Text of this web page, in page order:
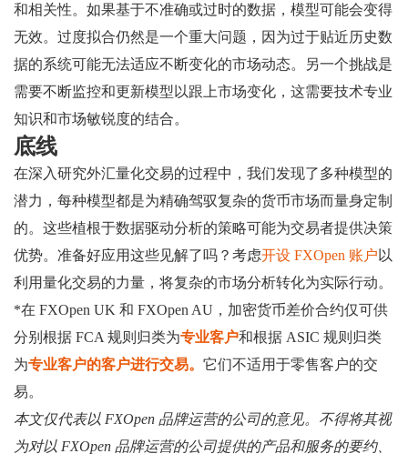
和相关性。如果基于不准确或过时的数据，模型可能会变得
无效。过度拟合仍然是一个重大问题，因为过于贴近历史数
据的系统可能无法适应不断变化的市场动态。另一个挑战是
需要不断监控和更新模型以跟上市场变化，这需要技术专业
知识和市场敏锐度的结合。
底线
在深入研究外汇量化交易的过程中，我们发现了多种模型的
潜力，每种模型都是为精确驾驭复杂的货币市场而量身定制
的。这些植根于数据驱动分析的策略可能为交易者提供决策
优势。准备好应用这些见解了吗？考虑开设 FXOpen 账户 以
利用量化交易的力量，将复杂的市场分析转化为实际行动。
*在 FXOpen UK 和 FXOpen AU，加密货币差价合约仅可供
分别根据 FCA 规则归类为专业客户和根据 ASIC 规则归类
为专业客户的客户进行交易。 它们不适用于零售客户的交
易。
本文仅代表以 FXOpen 品牌运营的公司的意见。不得将其视
为对以 FXOpen 品牌运营的公司提供的产品和服务的要约、